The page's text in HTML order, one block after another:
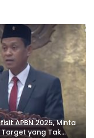
APBN 2025, Minta
Target yang Tak